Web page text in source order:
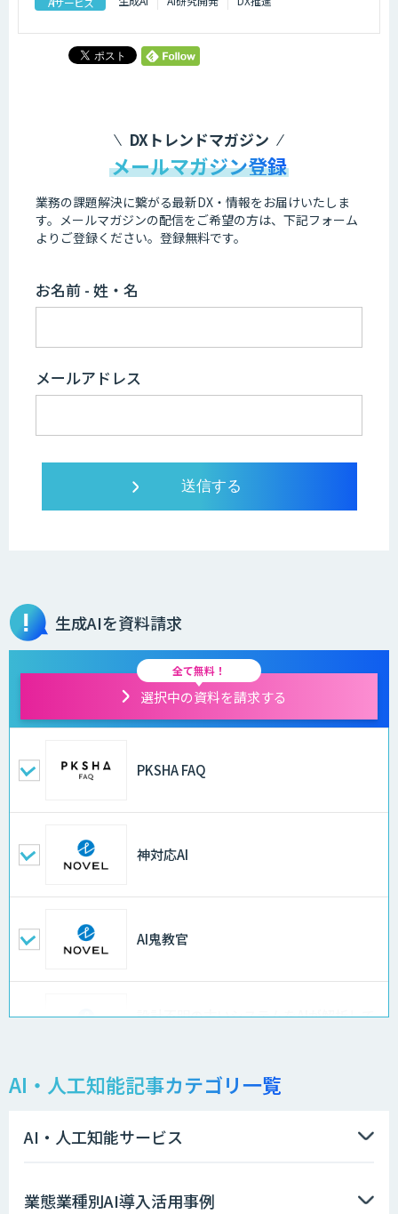
DXトレンドマガジン
メールマガジン登録
業務の課題解決に繋がる最新DX・情報をお届けいたしま
す。 メールマガジンの配信をご希望の方は、下記フォーム
よりご登録ください。登録無料です。
お名前 - 姓・名
メールアドレス
生成AIを資料請求
全て無料！
選択中の資料を請求する
PKSHA FAQ
神対応AI
AI鬼教官
設計不明の古いシステムをAIが解析して
AIエージェント開発支援
AI・人工知能記事カテゴリ一覧
AI・人工知能サービス
業態業種別AI導入活用事例